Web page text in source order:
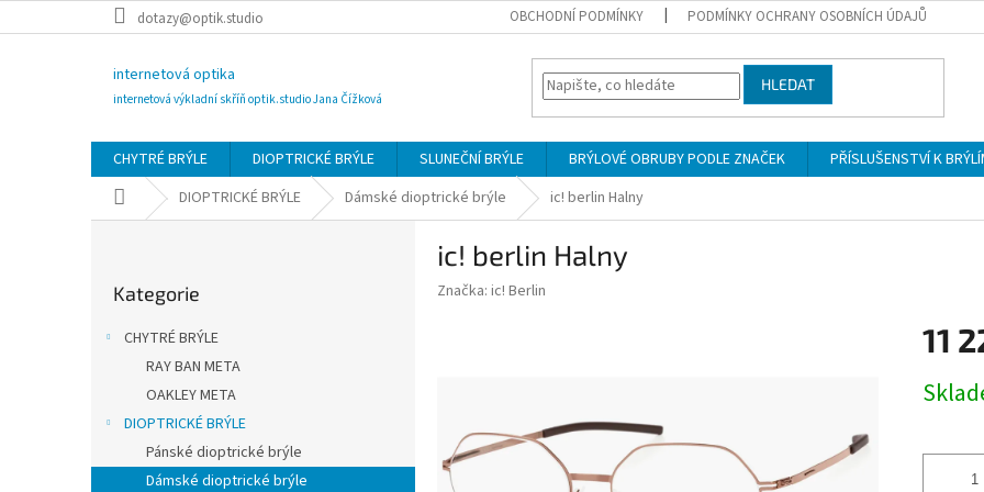
na
dotazy@optik.studio OBCHODNÍ PODMÍNKY PODMÍNKY OCHRANY OSOBNÍCH ÚDAJŮ
internetová optika
internetová výkladní skříň optik.studio Jana Čížková
HLEDAT
CHYTRÉ BRÝLE DIOPTRICKÉ BRÝLE SLUNEČNÍ BRÝLE BRÝLOVÉ OBRUBY PODLE ZNAČEK PŘÍSLUŠENSTVÍ K
Domů DIOPTRICKÉ BRÝLE Dámské dioptrické brýle ic! berlin Halny
a
kategorie
Kategorie
CHYTRÉ BRÝLE
RAY BAN META
OAKLEY META
DIOPTRICKÉ BRÝLE
Pánské dioptrické brýle
Dámské dioptrické brýle
ic! berlin Halny
Značka: ic! Berlin
11
cena: